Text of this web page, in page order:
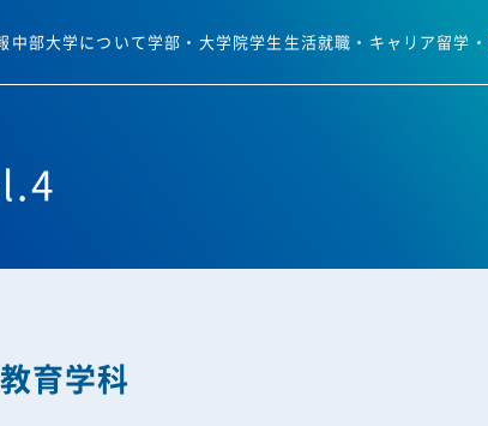
中部大学について学部・大学院学生生活就職・キャリア留学
育学科